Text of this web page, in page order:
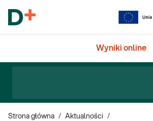
Wyniki online
Strona główna / Aktualności
/